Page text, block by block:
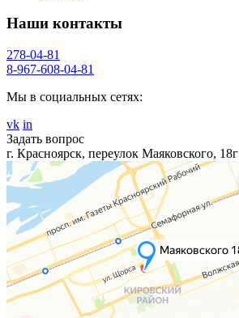
Наши контакты
278-04-81
8-967-608-04-81
Мы в социальных сетях:
vk in
Задать вопрос
г. Красноярск, переулок Маяковского, 18г